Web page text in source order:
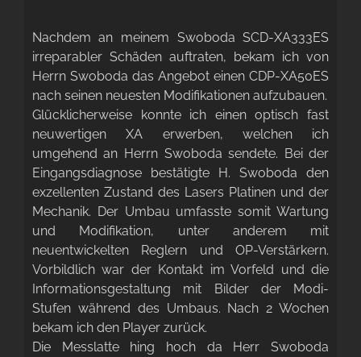
Nachdem an meinem Swoboda SCD-XA333ES
irreparabler Schäden auftraten, bekam ich von
Herrn Swoboda das Angebot einen CDP-XA50ES
nach seinen neuesten Modifikationen aufzubauen.
Glücklicherweise konnte ich einen optisch fast
neuwertigen XA erwerben, welchen ich
umgehend an Herrn Swoboda sendete. Bei der
Eingangsdiagnose bestätigte H. Swoboda den
exzellenten Zustand des Lasers Platinen und der
Mechanik. Der Umbau umfasste somit Wartung
und Modifikation, unter anderem mit
neuentwickelten Reglern und OP-Verstärkern.
Vorbildlich war der Kontakt im Vorfeld und die
Informationsgestaltung mit Bilder der Modi-
Stufen während des Umbaus. Nach 2 Wochen
bekam ich den Player zurück.
Die Messlatte hing hoch da Herr Swoboda